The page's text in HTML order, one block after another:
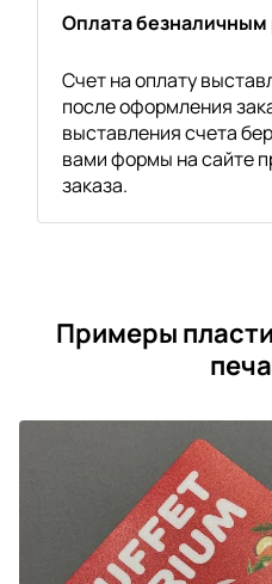
Оплата безналичным
Счет на оплату
после оформления
выставления счета
вами формы на сайте
заказа.
Примеры